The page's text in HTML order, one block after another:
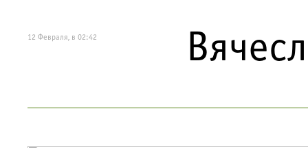
12 Февраля, в 02:42